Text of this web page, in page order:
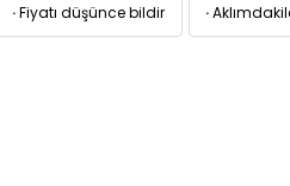
·Fiyatı düşünce bildir ·